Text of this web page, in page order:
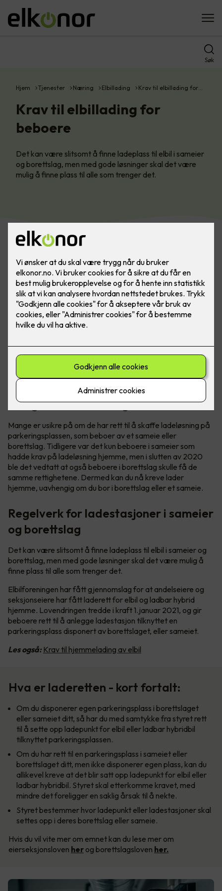
Søk
Hjem Tjenester Næring Elbillading Krav til elbillading for…
Krav til elbillading for
beboere
Det kan være slitsomt å finne ladeplass til elbil i sameier
og borettslag, men med gode løsninger skal det være
mulig å finne plass til alle som trenger det.
om du bor i borettslag eller sameie? Det er godt å vite om
du har eller skal skaffe elbil.
Tidligere gjaldt det kun for sameie,
nå også for borettslag
Mange er usikre på om de har rett til å skaffe ladeløsning på
parkeringsplassen, som beboer av et sameie eller
borettslag. Tidligere var det kun beboere i sameier som
hadde krav på ladeløsning hjemme, men i slutten av 2020
ble det vedtatt at også beboere i borettslag skulle få de
samme rettighetene. Dermed kan du nå kreve lader
hjemme, uavhengig om du bor i borettslag eller et sameie.
Regelverk for ladestasjoner i sameier
og borettslag
Det kan være slitsomt å finne ladeplass til elbil i sameier og
borettslag, men med gode løsninger skal det være mulig å
finne plass til alle som trenger det.
Elbilforeningen har fått gjennomslag for at andelseiere og
seksjonseiere har fått laderett for elbil og ladbar hybrid
hjemme. Lovendringen tredde i kraft 1.januar 2021, og gir
beboere rett til å anlegge ladestasjon tilknyttet en
parkeringsplass disponert av borettslaget, eller sameiet.
Les også: Krav til hjemmelading av elbil
Hva er laderetten - kort fortalt:
Om du disponerer egen parkeringsplass i borettslaget
eller sameiet ditt, så har du med samtykke fra styret rett
til å sette opp ladepunkt for elbil eller ladbar hybridbil
tilknyttet parkeringsplassen.
Om du har rett til en parkeringsplass i sameiet eller
borettslaget ditt, men ikke disponerer egen plass, kan du
allikevel kreve at det blir satt opp ladepunkt for elbil eller
ladbar hybridbil. Styret skal etterkomme kravet, med
mindre det foreligger en saklig årsak til å nekte.
Styret bestemmer hvor ladepunkt eller ladestasjoner skal
settes opp i deres borettslag eller sameie.
Hvis du vil vite mer om emnet kan du lese mer om
eierseksjonsloven her og borettslagsloven her.